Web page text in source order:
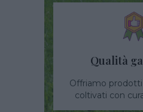
Qualità
Offriamo
coltivati con